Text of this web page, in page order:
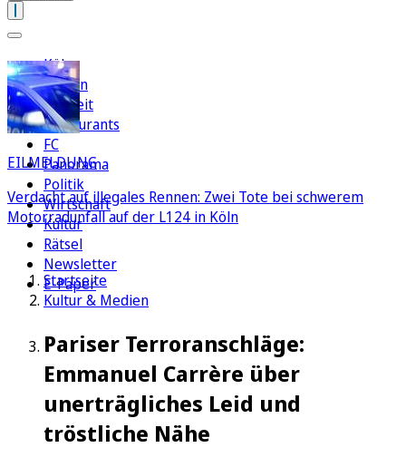
Köln
Region
Freizeit
Restaurants
FC
Panorama
Politik
Wirtschaft
Kultur
Rätsel
Newsletter
E-Paper
EILMELDUNG
Verdacht auf illegales Rennen: Zwei Tote bei schwerem
Motorradunfall auf der L124 in Köln
Startseite
Kultur & Medien
Pariser Terroranschläge:
Emmanuel Carrère über
unerträgliches Leid und
tröstliche Nähe